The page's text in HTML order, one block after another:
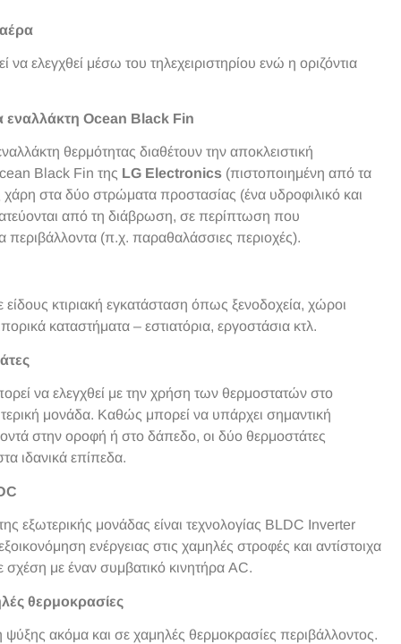
ελεγχθεί μέσω του τηλεχειριστηρίου ενώ η οριζόντια
εναλλάκτη Ocean Black Fin
θερμότητας διαθέτουν την αποκλειστική
Black Fin της LG Electronics (πιστοποιημένη από τα
στα δύο στρώματα προστασίας (ένα υδροφιλικό και
από τη διάβρωση, σε περίπτωση που
περιβάλλοντα (π.χ. παραθαλάσσιες περιοχές).
είδους κτιριακή εγκατάσταση όπως ξενοδοχεία, χώροι
καταστήματα – εστιατόρια, εργοστάσια κτλ.
να ελεγχθεί με την χρήση των θερμοστατών στο
μονάδα. Καθώς μπορεί να υπάρχει σημαντική
στην οροφή ή στο δάπεδο, οι δύο θερμοστάτες
ιδανικά επίπεδα.
εξωτερικής μονάδας είναι τεχνολογίας BLDC Inverter
ενέργειας στις χαμηλές στροφές και αντίστοιχα
με έναν συμβατικό κινητήρα AC.
θερμοκρασίες
ακόμα και σε χαμηλές θερμοκρασίες περιβάλλοντος.